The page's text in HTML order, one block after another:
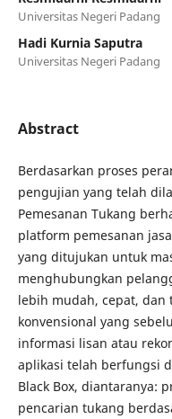
Universitas Negeri Padang
Hadi Kurnia Saputra
Universitas Negeri Padang
Abstract
Berdasarkan proses
pengujian yang telah
Pemesanan Tukang
platform pemesanan
yang ditujukan untuk
menghubungkan
lebih mudah, cepat,
konvensional yang
informasi lisan atau
aplikasi telah berfungsi
Black Box, diantaranya:
pencarian tukang